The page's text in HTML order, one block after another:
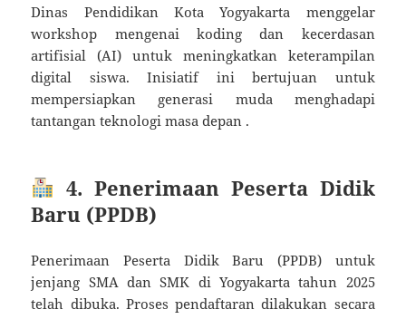
Dinas Pendidikan Kota Yogyakarta menggelar
workshop mengenai koding dan kecerdasan
artifisial (AI) untuk meningkatkan keterampilan
digital siswa. Inisiatif ini bertujuan untuk
mempersiapkan generasi muda menghadapi
tantangan teknologi masa depan .
4. Penerimaan Peserta Didik
Baru (PPDB)
Penerimaan Peserta Didik Baru (PPDB) untuk
jenjang SMA dan SMK di Yogyakarta tahun 2025
telah dibuka. Proses pendaftaran dilakukan secara